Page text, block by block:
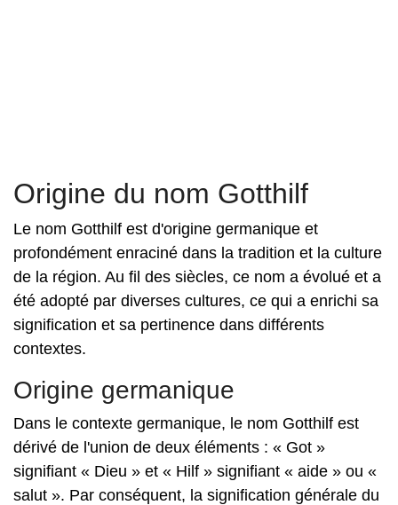
Origine du nom Gotthilf
Le nom Gotthilf est d'origine germanique et
profondément enraciné dans la tradition et la culture
de la région. Au fil des siècles, ce nom a évolué et a
été adopté par diverses cultures, ce qui a enrichi sa
signification et sa pertinence dans différents
contextes.
Origine germanique
Dans le contexte germanique, le nom Gotthilf est
dérivé de l'union de deux éléments : « Got »
signifiant « Dieu » et « Hilf » signifiant « aide » ou «
salut ». Par conséquent, la signification générale du